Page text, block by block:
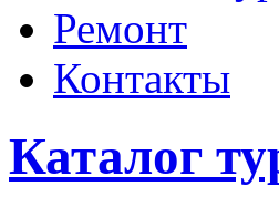
Ремонт
Контакты
Каталог